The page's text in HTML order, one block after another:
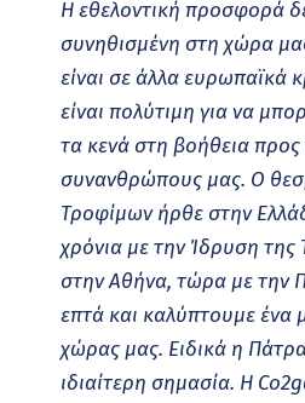
H εθελοντική προσφορά
συνηθισμένη στη χώρα
είναι σε άλλα ευρωπαϊκά
είναι πολύτιμη για να
τα κενά στη βοήθεια προς
συνανθρώπους μας. Ο
Τροφίμων ήρθε στην
χρόνια με την Ίδρυση
στην Αθήνα, τώρα με την
επτά και καλύπτουμε ένα
χώρας μας. Ειδικά η Πάτρα
ιδιαίτερη σημασία. Η